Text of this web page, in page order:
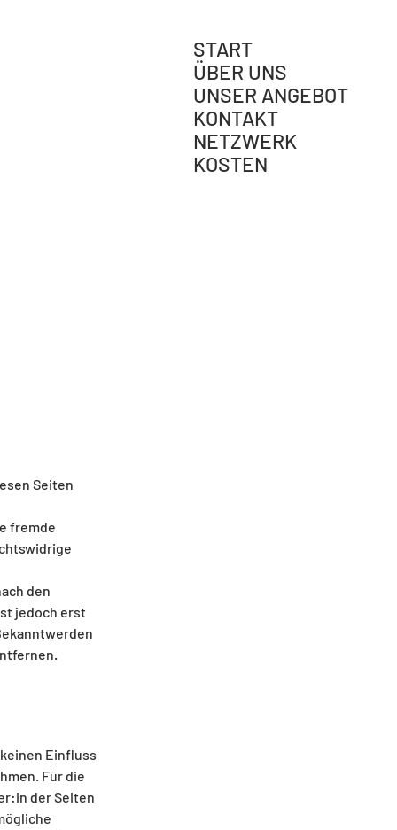
START
ÜBER UNS
UNSER ANGEBOT
KONTAKT
NETZWERK
KOSTEN
Seiten
fremde
den
jedoch erst
Einfluss
Für die
der Seiten